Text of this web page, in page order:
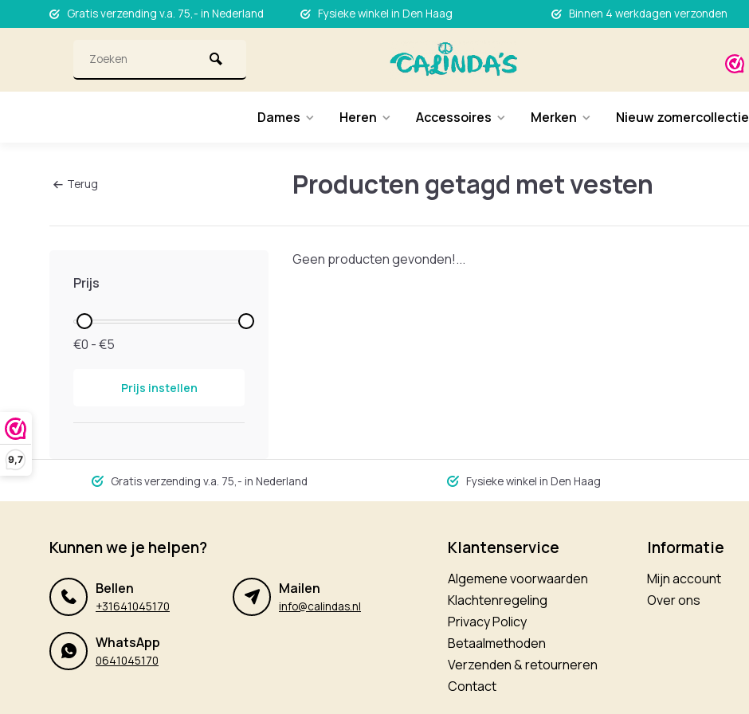
9,7
Gratis verzending v.a. 75,- in Nederland Fysieke winkel in Den Haag Binnen 4 werkdagen verzonden
Dames Heren Accessoires Merken Nieuw zomercollectie
Terug Producten getagd met vesten
Prijs
€0 - €5
Prijs instellen
Geen producten gevonden!...
Gratis verzending v.a. 75,- in Nederland Fysieke winkel in Den Haag
Kunnen we je helpen?
Bellen
+31641045170
Mailen
info@calindas.nl
WhatsApp
0641045170
Klantenservice
Algemene voorwaarden
Klachtenregeling
Privacy Policy
Betaalmethoden
Verzenden & retourneren
Contact
Informatie
Mijn account
Over ons